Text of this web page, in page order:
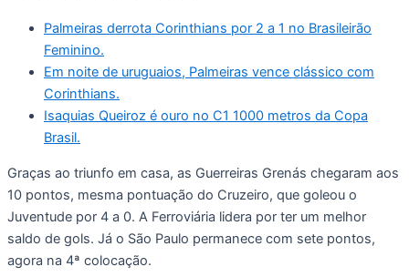
Palmeiras derrota Corinthians por 2 a 1 no Brasileirão
Feminino.
Em noite de uruguaios, Palmeiras vence clássico com
Corinthians.
Isaquias Queiroz é ouro no C1 1000 metros da Copa
Brasil.
Graças ao triunfo em casa, as Guerreiras Grenás chegaram aos
10 pontos, mesma pontuação do Cruzeiro, que goleou o
Juventude por 4 a 0. A Ferroviária lidera por ter um melhor
saldo de gols. Já o São Paulo permanece com sete pontos,
agora na 4ª colocação.